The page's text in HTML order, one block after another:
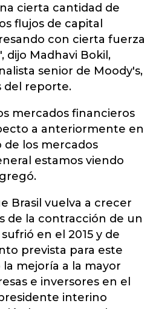
cierta cantidad de
flujos de capital
con cierta fuerza
dijo Madhavi Bokil,
senior de Moody's,
del reporte.
mercados financieros
a anteriormente en
de los mercados
estamos viendo
Brasil vuelva a crecer
de la contracción de un
en el 2015 y de
prevista para este
mejoría a la mayor
e inversores en el
interino